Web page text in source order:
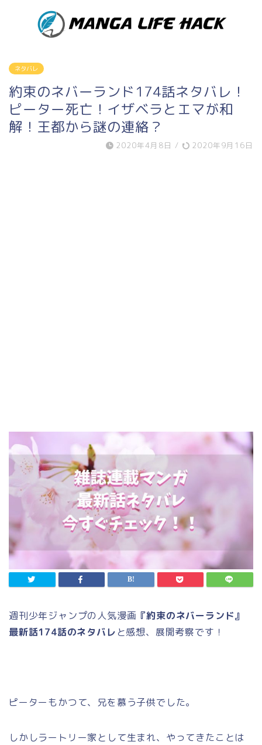
ネタバレ
約束のネバーランド174話ネタバレ！
ピーター死亡！イザベラとエマが和
解！王都から謎の連絡？
2020年4月8日 / 2020年9月16日
週刊少年ジャンプの人気漫画 『約束のネバーランド』
最新話174話のネタバレと感想、展開考察です！
ピーターもかつて、兄を慕う子供でした。
しかしラートリー家として生まれ、やってきたことは